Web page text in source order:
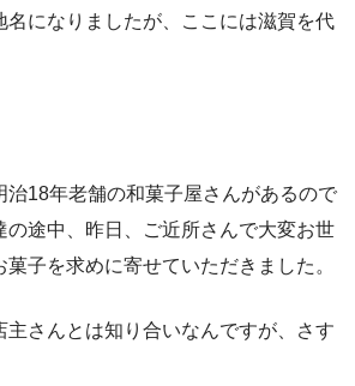
名になりましたが、ここには滋賀を代
治18年老舗の和菓子屋さんがあるので
の途中、昨日、ご近所さんで大変お世
子を求めに寄せていただきました。
主さんとは知り合いなんですが、さす